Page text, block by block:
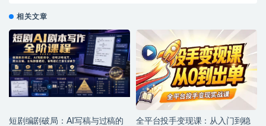
相关文章
短剧编剧破局：AI写稿与过稿的
全平台投手变现课：从入门到稳